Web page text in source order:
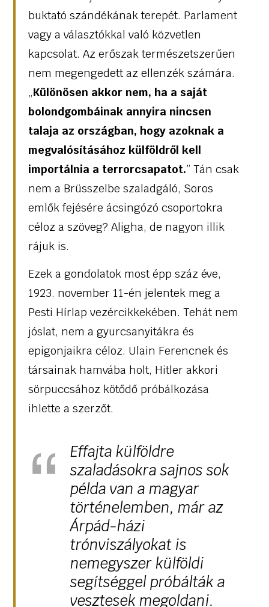
buktató szándékának terepét. Parlament
vagy a választókkal való közvetlen
kapcsolat. Az erőszak természetszerűen
nem megengedett az ellenzék számára.
„Különösen akkor nem, ha a saját
bolondgombáinak annyira nincsen
talaja az országban, hogy azoknak a
megvalósításához külföldről kell
importálnia a terrorcsapatot.” Tán csak
nem a Brüsszelbe szaladgáló, Soros
emlők fejésére ácsingózó csoportokra
céloz a szöveg? Aligha, de nagyon illik
rájuk is.
Ezek a gondolatok most épp száz éve,
1923. november 11-én jelentek meg a
Pesti Hírlap vezércikkekében. Tehát nem
jóslat, nem a gyurcsanyitákra és
epigonjaikra céloz. Ulain Ferencnek és
társainak hamvába holt, Hitler akkori
sörpuccsához kötődő próbálkozása
ihlette a szerzőt.
Effajta külföldre
szaladásokra sajnos sok
példa van a magyar
történelemben, már az
Árpád-házi
trónviszályokat is
nemegyszer külföldi
segítséggel próbálták a
vesztesek megoldani.